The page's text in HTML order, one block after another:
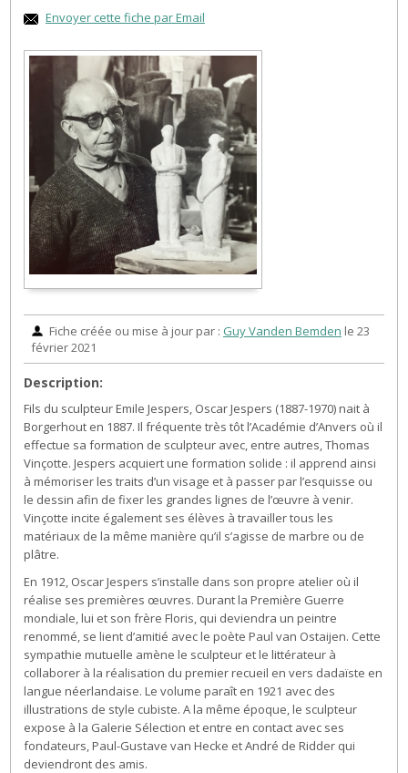
Envoyer cette fiche par Email
Fiche créée ou mise à jour par : Guy Vanden Bemden le 23
février 2021
Description:
Fils du sculpteur Emile Jespers, Oscar Jespers (1887-1970) nait à
Borgerhout en 1887. Il fréquente très tôt l’Académie d’Anvers où il
effectue sa formation de sculpteur avec, entre autres, Thomas
Vinçotte. Jespers acquiert une formation solide : il apprend ainsi
à mémoriser les traits d’un visage et à passer par l’esquisse ou
le dessin afin de fixer les grandes lignes de l’œuvre à venir.
Vinçotte incite également ses élèves à travailler tous les
matériaux de la même manière qu’il s’agisse de marbre ou de
plâtre.
En 1912, Oscar Jespers s’installe dans son propre atelier où il
réalise ses premières œuvres. Durant la Première Guerre
mondiale, lui et son frère Floris, qui deviendra un peintre
renommé, se lient d’amitié avec le poète Paul van Ostaijen. Cette
sympathie mutuelle amène le sculpteur et le littérateur à
collaborer à la réalisation du premier recueil en vers dadaïste en
langue néerlandaise. Le volume paraît en 1921 avec des
illustrations de style cubiste. A la même époque, le sculpteur
expose à la Galerie Sélection et entre en contact avec ses
fondateurs, Paul-Gustave van Hecke et André de Ridder qui
deviendront des amis.